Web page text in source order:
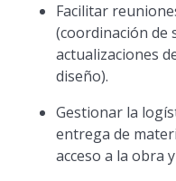
Facilitar
(coordinación de
actualizaciones
diseño).
Gestionar la
entrega de
acceso a la obra